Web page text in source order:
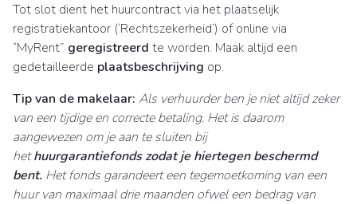
Tot slot dient het huurcontract via het plaatselijk
registratiekantoor (‘Rechtszekerheid’) of online via
“MyRent” geregistreerd te worden. Maak altijd een
gedetailleerde plaatsbeschrijving op.
Tip van de makelaar: Als verhuurder ben je niet altijd zeker
van een tijdige en correcte betaling. Het is daarom
aangewezen om je aan te sluiten bij
hethuurgarantiefonds zodat je hiertegen beschermd
bent. Het fonds garandeert een tegemoetkoming van een
huur van maximaal drie maanden ofwel een bedrag van